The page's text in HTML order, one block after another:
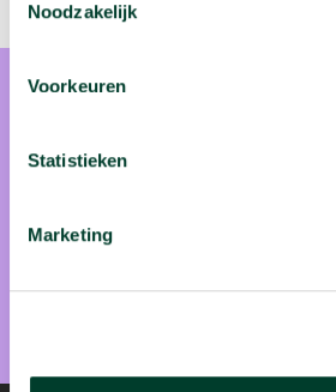
Noodzakelijk
Voorkeuren
Statistieken
Marketing
Prof. dr. Michel Walrave is
de UAntwerpen. Prof. dr. ir.
computerwetenschapper